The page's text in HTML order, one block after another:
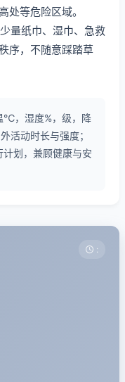
处等危险区域。
量纸巾、湿巾、急救
序，不随意踩踏草
℃，湿度%，级，降
活动时长与强度；
划，兼顾健康与安
: